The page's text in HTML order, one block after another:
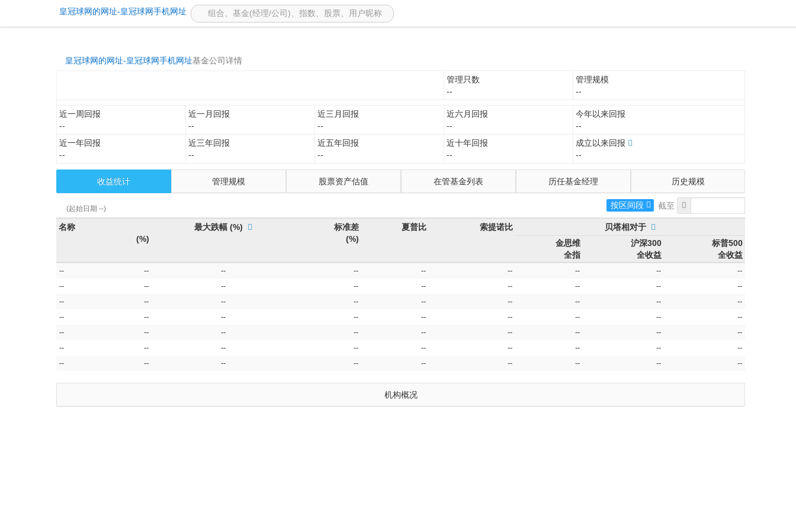
-皇冠球网的网址
皇冠球网的网址-皇冠球网手机网址
皇冠球网的网址-皇冠球网手机网址基金公司详情
管理只数
--
管理规模
--
近一周回报
--
近一月回报
--
近三月回报
--
近六月回报
--
今年以来回报
--
近一年回报
--
近三年回报
--
近五年回报
--
近十年回报
--
成立以来回报
--
收益统计 管理规模 股票资产估值 在管基金列表 历任基金经理 历史规模
(起始日期 --) 按区间段
名称
(%)
最大跌幅(%)
标准差
(%)
夏普比 索提诺比
贝塔相对于
金思维
全指
沪深300
全收益
标普500
全收益
-- -- -- -- -- -- -- --
--
--
-- -- -- -- -- -- --
--
--
-- -- -- -- -- -- --
--
--
-- -- -- -- -- -- --
--
--
-- -- -- -- -- -- --
--
--
-- -- -- -- -- -- --
--
--
-- -- -- -- -- -- -- --
机构概况